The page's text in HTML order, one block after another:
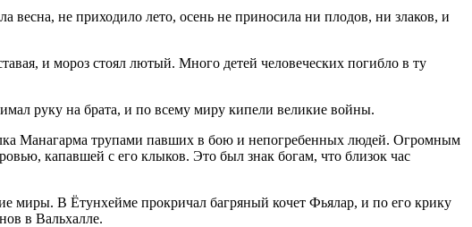
весна, не приходило лето, осень не приносила ни плодов, ни злаков, и
и мороз стоял лютый. Много детей человеческих погибло в ту
руку на брата, и по всему миру кипели великие войны.
Манагарма трупами павших в бою и непогребенных людей. Огромным
капавшей с его клыков. Это был знак богам, что близок час
миры. В Ётунхейме прокричал багряный кочет Фьялар, и по его крику
в Вальхалле.